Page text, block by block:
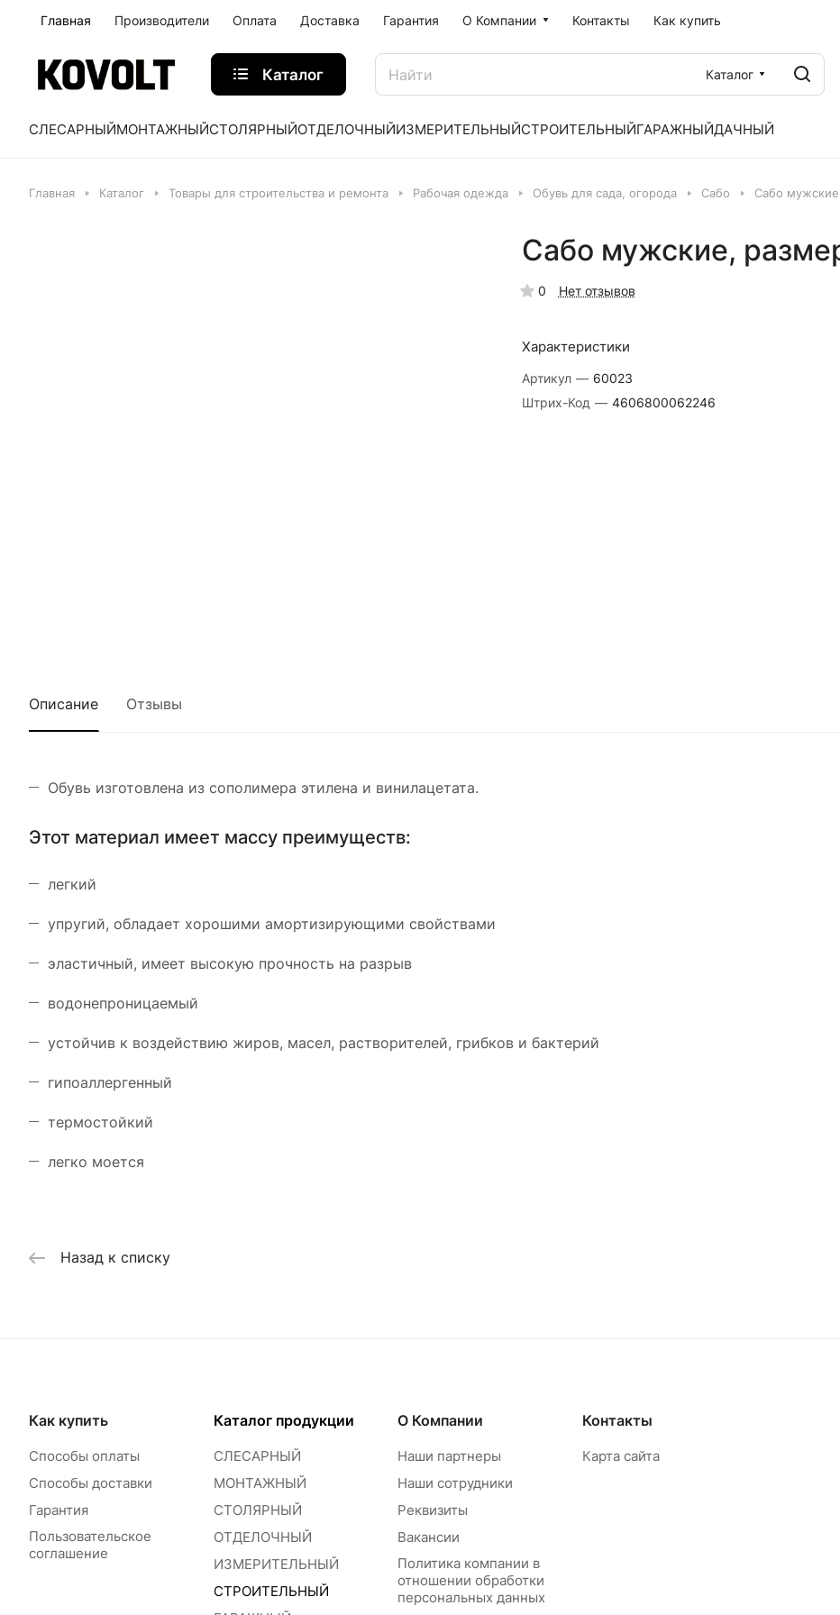
Главная Производители Оплата Доставка Гарантия О Компании Контакты Как купить
Каталог
Каталог
СЛЕСАРНЫЙМОНТАЖНЫЙСТОЛЯРНЫЙОТДЕЛОЧНЫЙИЗМЕРИТЕЛЬНЫЙСТРОИТЕЛЬНЫЙГАРАЖНЫЙДАЧНЫЙ
Главная Каталог Товары для строительства и ремонта Рабочая одежда Обувь для сада, огорода Сабо Сабо
Сабо мужские,
0 Нет отзывов
Характеристики
Артикул — 60023
Штрих-Код — 4606800062246
Описание Отзывы
Обувь изготовлена из сополимера этилена и винилацетата.
Этот материал имеет массу преимуществ:
легкий
упругий, обладает хорошими амортизирующими свойствами
эластичный, имеет высокую прочность на разрыв
водонепроницаемый
устойчив к воздействию жиров, масел, растворителей, грибков и бактерий
гипоаллергенный
термостойкий
легко моется
Назад к списку
Как купить
Способы оплаты
Способы доставки
Гарантия
Пользовательское
соглашение
Каталог продукции
СЛЕСАРНЫЙ
МОНТАЖНЫЙ
СТОЛЯРНЫЙ
ОТДЕЛОЧНЫЙ
ИЗМЕРИТЕЛЬНЫЙ
СТРОИТЕЛЬНЫЙ
О Компании
Наши партнеры
Наши сотрудники
Реквизиты
Вакансии
Политика компании в
отношении обработки
персональных данных
Контакты
Карта сайта